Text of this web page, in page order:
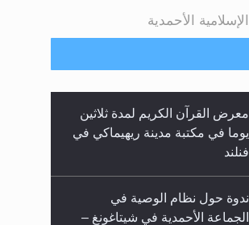
معرض القرآن الكريم لمدة ثلاثين
يوما في مكتبة مدينة ريهيماكي في
فنلند
ندوة حول نظام الوصية في
الجماعة الأحمدية في شيتاغونغ –